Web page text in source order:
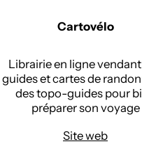
Cartovélo
Librairie en ligne
guides et cartes de
des topo-guides pour
préparer son voyage
Site web